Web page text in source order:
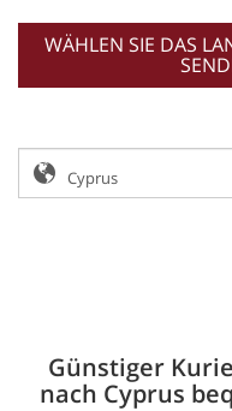
WÄHLEN SIE DAS
Günstiger
nach Cyprus